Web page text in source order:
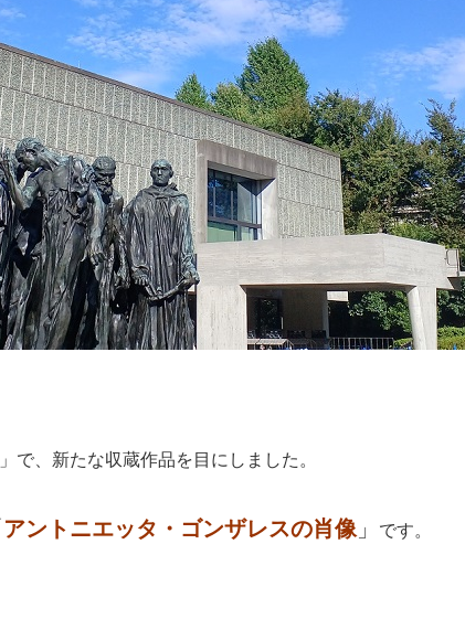
」で、新たな収蔵作品を目にしました。
アントニエッタ・ゴンザレスの肖像 」 です。